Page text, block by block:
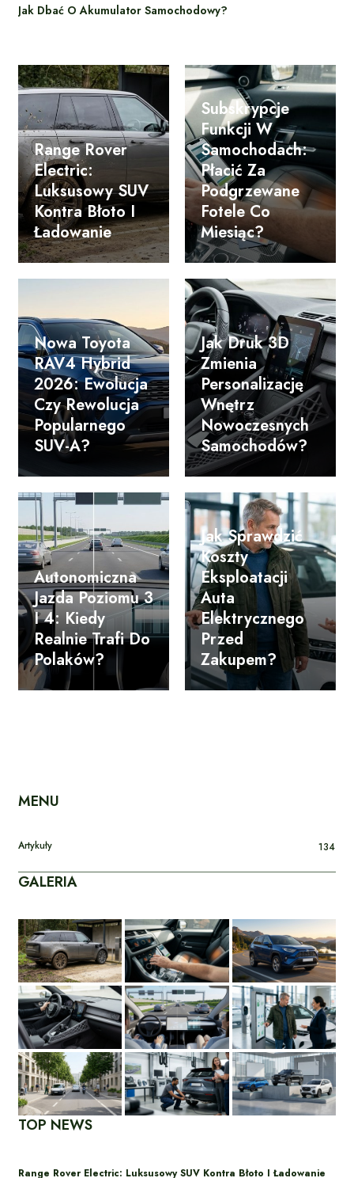
Jak Dbać O Akumulator Samochodowy?
Range Rover
Electric:
Luksusowy SUV
Kontra Błoto I
Ładowanie
Subskrypcje
Funkcji W
Samochodach:
Płacić Za
Podgrzewane
Fotele Co
Miesiąc?
Nowa Toyota
RAV4 Hybrid
2026: Ewolucja
Czy Rewolucja
Popularnego
SUV-A?
Jak Druk 3D
Zmienia
Personalizację
Wnętrz
Nowoczesnych
Samochodów?
Autonomiczna
Jazda Poziomu 3
I 4: Kiedy
Realnie Trafi Do
Polaków?
Jak Sprawdzić
Koszty
Eksploatacji
Auta
Elektrycznego
Przed
Zakupem?
MENU
Artykuły 134
GALERIA
TOP NEWS
Range Rover Electric: Luksusowy SUV Kontra Błoto I Ładowanie